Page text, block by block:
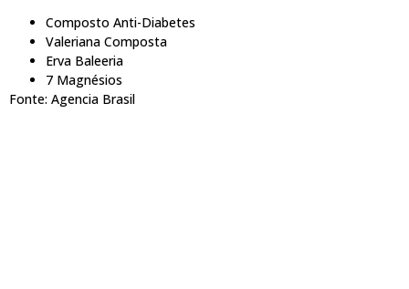
Composto Anti-Diabetes
Valeriana Composta
Erva Baleeria
7 Magnésios
Fonte: Agencia Brasil